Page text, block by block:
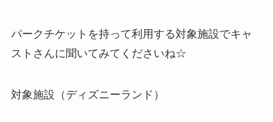
パークチケットを持って利用する対象施設でキャ
ストさんに聞いてみてくださいね☆
対象施設（ディズニーランド）